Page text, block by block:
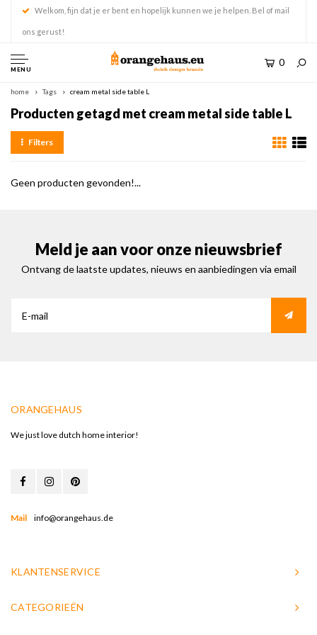
Welkom, fijn dat je er bent en hopelijk kunnen we je helpen. Bel of mail
ons gerust!
MENU
0
home Tags cream metal side table L
Producten getagd met cream metal side table L
Filters
Geen producten gevonden!...
Meld je aan voor onze nieuwsbrief
Ontvang de laatste updates, nieuws en aanbiedingen via email
ORANGEHAUS
We just love dutch home interior!
Mail info@orangehaus.de
KLANTENSERVICE
CATEGORIEËN